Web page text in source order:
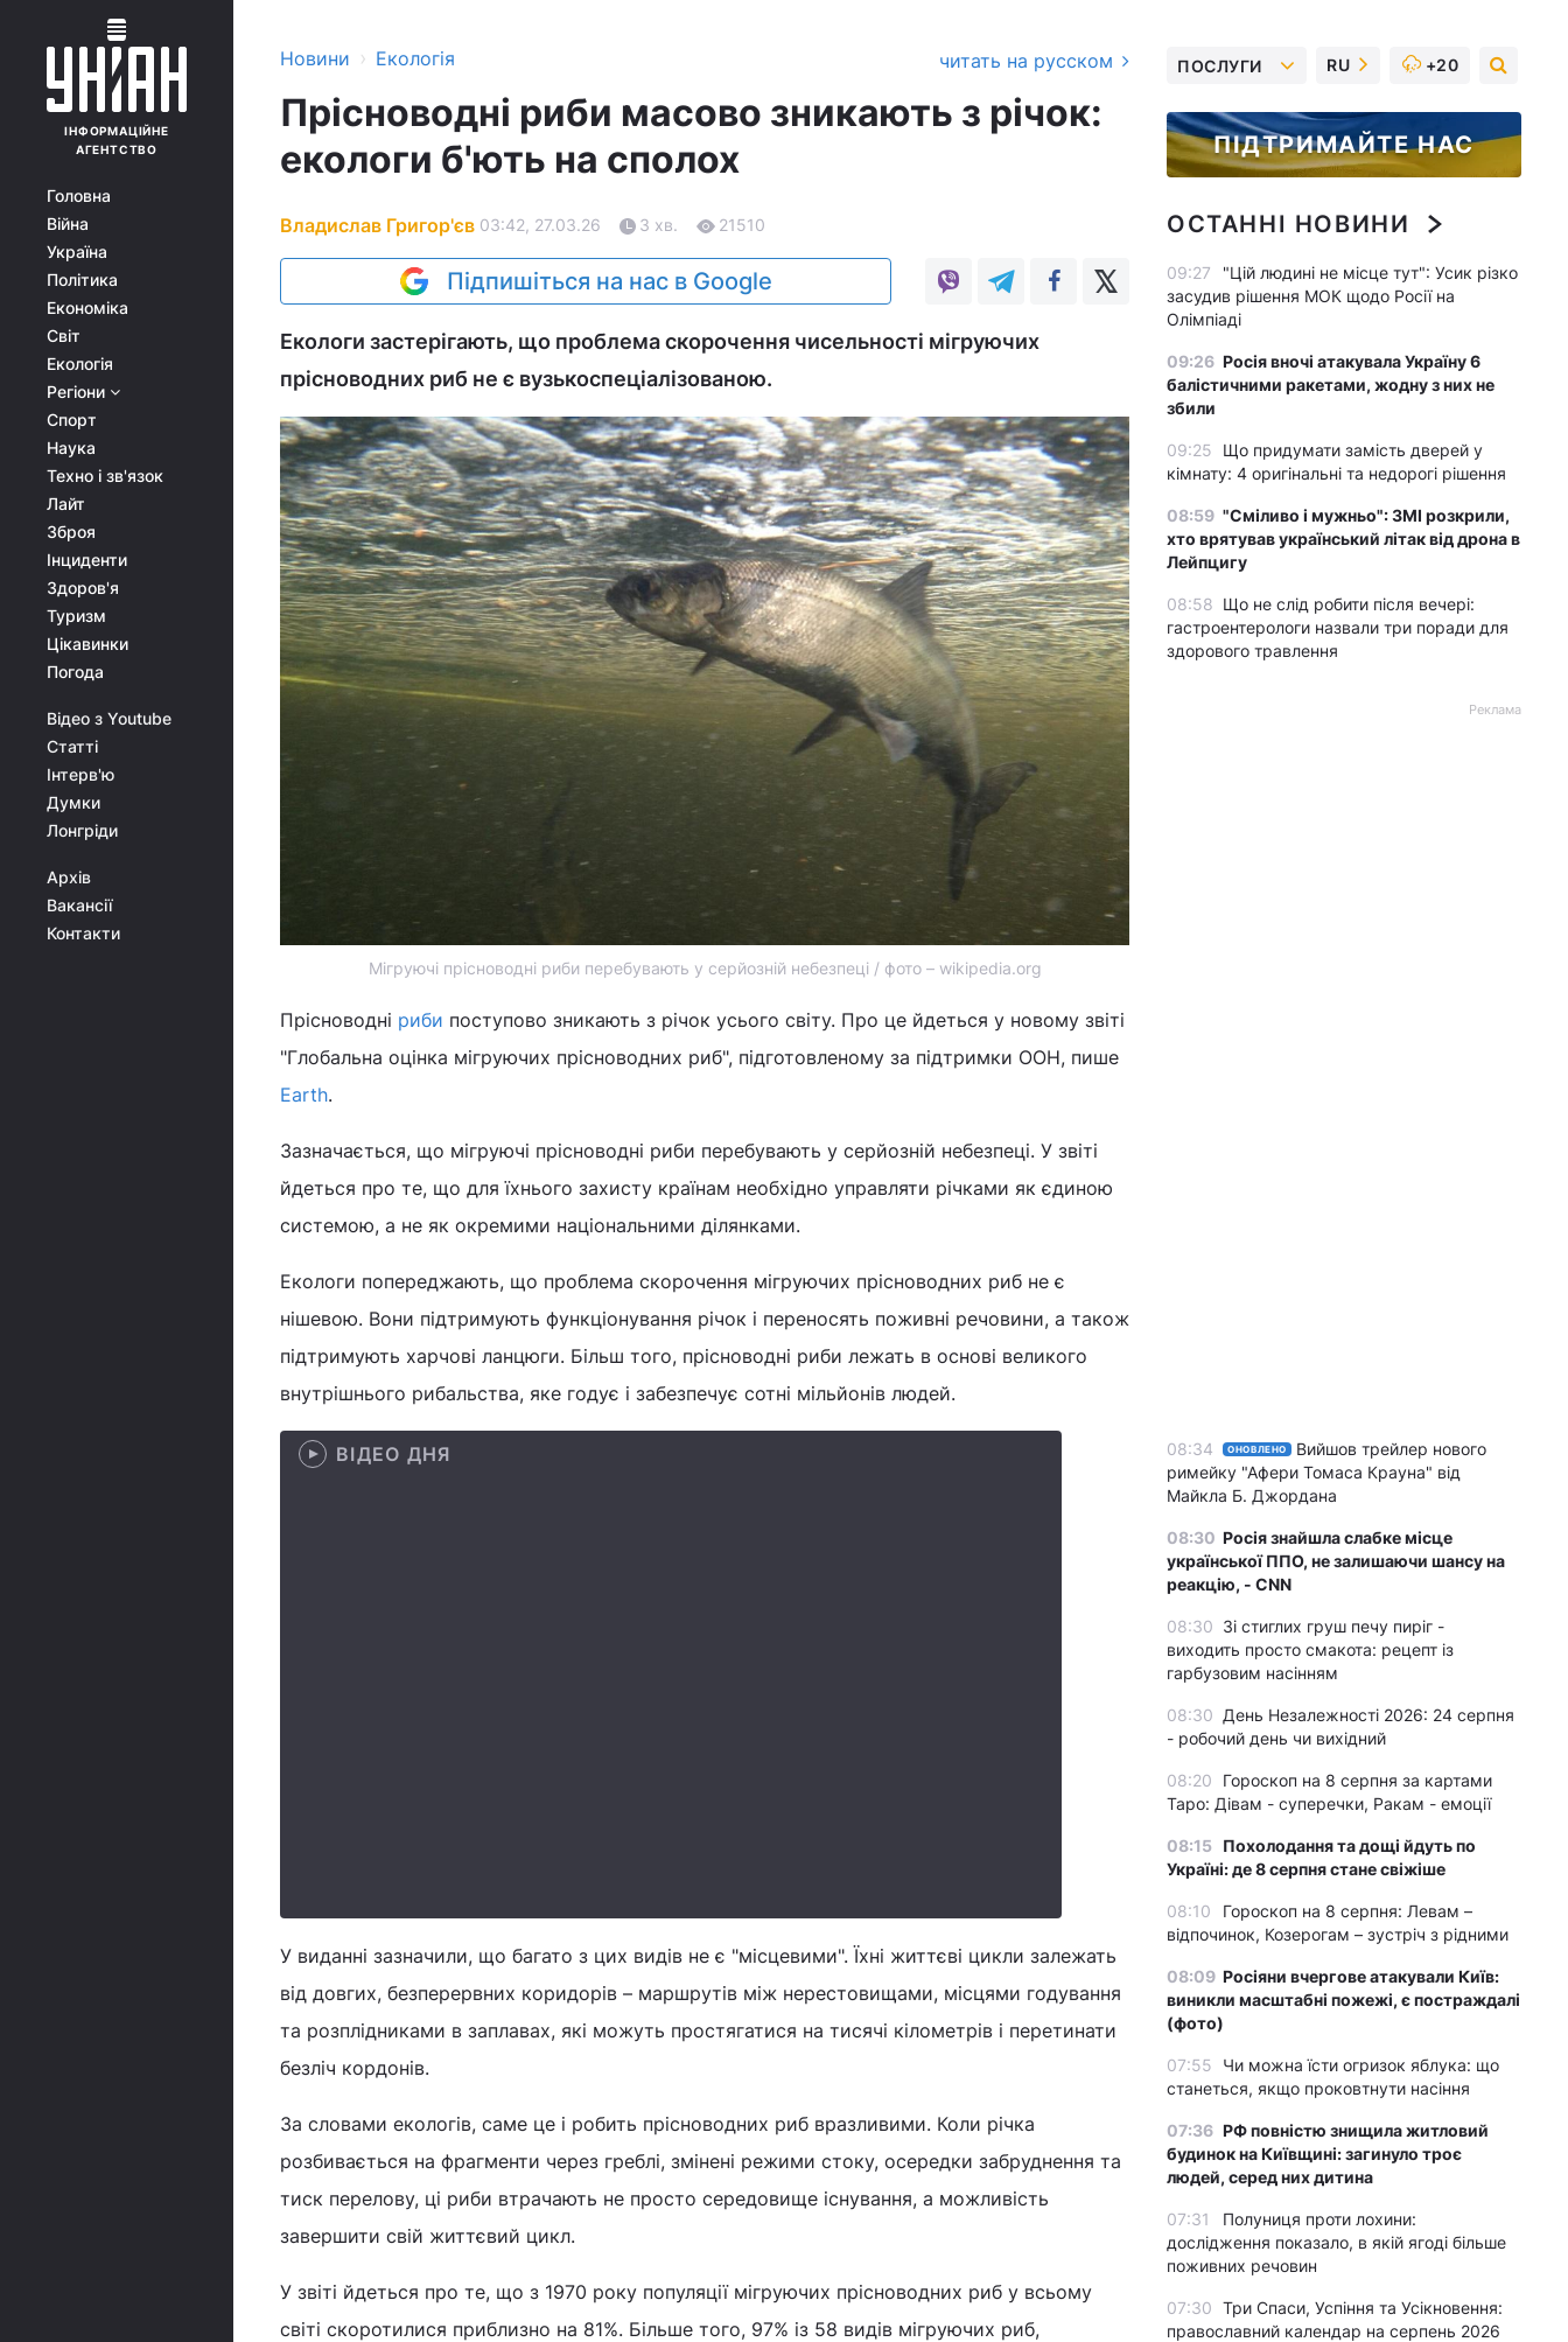
ІНФОРМАЦІЙНЕ
АГЕНТСТВО
Головна
Війна
Україна
Політика
Економіка
Світ
Екологія
Регіони
Спорт
Наука
Техно і зв'язок
Лайт
Зброя
Інциденти
Здоров'я
Туризм
Цікавинки
Погода
Відео з Youtube
Статті
Інтерв'ю
Думки
Лонгріди
Архів
Вакансії
Контакти
Новини › Екологія читать на русском
Прісноводні риби масово зникають з річок:
екологи б'ють на сполох
Владислав Григор'єв 03:42, 27.03.26 3 хв. 21510
Підпишіться на нас в Google
Екологи застерігають, що проблема скорочення чисельності мігруючих
прісноводних риб не є вузькоспеціалізованою.
Мігруючі прісноводні риби перебувають у серйозній небезпеці / фото – wikipedia.org
Прісноводні риби поступово зникають з річок усього світу. Про це йдеться у новому звіті
"Глобальна оцінка мігруючих прісноводних риб", підготовленому за підтримки ООН, пише
Earth.
Зазначається, що мігруючі прісноводні риби перебувають у серйозній небезпеці. У звіті
йдеться про те, що для їхнього захисту країнам необхідно управляти річками як єдиною
системою, а не як окремими національними ділянками.
Екологи попереджають, що проблема скорочення мігруючих прісноводних риб не є
нішевою. Вони підтримують функціонування річок і переносять поживні речовини, а також
підтримують харчові ланцюги. Більш того, прісноводні риби лежать в основі великого
внутрішнього рибальства, яке годує і забезпечує сотні мільйонів людей.
ВІДЕО ДНЯ
У виданні зазначили, що багато з цих видів не є "місцевими". Їхні життєві цикли залежать
від довгих, безперервних коридорів – маршрутів між нерестовищами, місцями годування
та розплідниками в заплавах, які можуть простягатися на тисячі кілометрів і перетинати
безліч кордонів.
За словами екологів, саме це і робить прісноводних риб вразливими. Коли річка
розбивається на фрагменти через греблі, змінені режими стоку, осередки забруднення та
тиск перелову, ці риби втрачають не просто середовище існування, а можливість
завершити свій життєвий цикл.
У звіті йдеться про те, що з 1970 року популяції мігруючих прісноводних риб у всьому
світі скоротилися приблизно на 81%. Більше того, 97% із 58 видів мігруючих риб,
ПОСЛУГИ RU +20
ПІДТРИМАЙТЕ НАС
ОСТАННІ НОВИНИ
09:27
"Цій людині не місце тут": Усик різко
засудив рішення МОК щодо Росії на
Олімпіаді
09:26 Росія вночі атакувала Україну 6
балістичними ракетами, жодну з них не
збили
09:25
Що придумати замість дверей у
кімнату: 4 оригінальні та недорогі рішення
08:59 "Сміливо і мужньо": ЗМІ розкрили,
хто врятував український літак від дрона в
Лейпцигу
08:58 Що не слід робити після вечері:
гастроентерологи назвали три поради для
здорового травлення
Реклама
08:34 ОНОВЛЕНО
Вийшов трейлер нового
римейку "Афери Томаса Крауна" від
Майкла Б. Джордана
08:30 Росія знайшла слабке місце
української ППО, не залишаючи шансу на
реакцію, - CNN
08:30 Зі стиглих груш печу пиріг -
виходить просто смакота: рецепт із
гарбузовим насінням
08:30 День Незалежності 2026: 24 серпня
- робочий день чи вихідний
08:20
Гороскоп на 8 серпня за картами
Таро: Дівам - суперечки, Ракам - емоції
08:15 Похолодання та дощі йдуть по
Україні: де 8 серпня стане свіжіше
08:10
Гороскоп на 8 серпня: Левам –
відпочинок, Козерогам – зустріч з рідними
08:09 Росіяни вчергове атакували Київ:
виникли масштабні пожежі, є постраждалі
(фото)
07:55
Чи можна їсти огризок яблука: що
станеться, якщо проковтнути насіння
07:36 РФ повністю знищила житловий
будинок на Київщині: загинуло троє
людей, серед них дитина
07:31
Полуниця проти лохини:
дослідження показало, в якій ягоді більше
поживних речовин
07:30 Три Спаси, Успіння та Усікновення:
православний календар на серпень 2026